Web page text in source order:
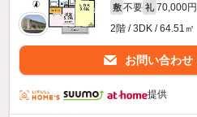
敷 不要 礼 70,000円
2階 / 3DK / 64.51㎡
お問い合わせ
提供